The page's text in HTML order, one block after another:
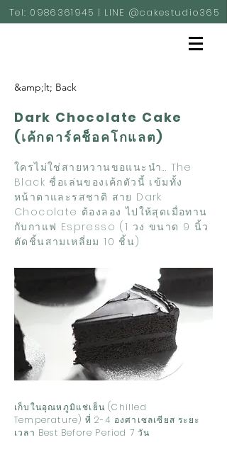
Tel: 0986361945 | LINE @cakestudio365
&amp;lt; Back
Dark Chocolate Cake
(เค้กดาร์คช็อคโกแลต)
ใครไม่ใช่สายหวานขอแนะนำ... The
Black ชื่อเล่นของเค้กตัวนี้ เข้มทั้ง
หน้าตาและรสชาติ สาย Dark
Chocolate ต้องลอง ไปให้สุดเมื่อทาน
กับกาแฟ Espresso (1 วง ขนาด 9 นิ้ว
ตัดชิ้นสามเหลี่ยม 10 ชิ้น)
เก็บในอุณหภูมิแช่เย็น (Chilled
Temperature) ที่ 2-4 องศาเซลเซียส ระยะ
เวลา Best Before Period 7 วัน